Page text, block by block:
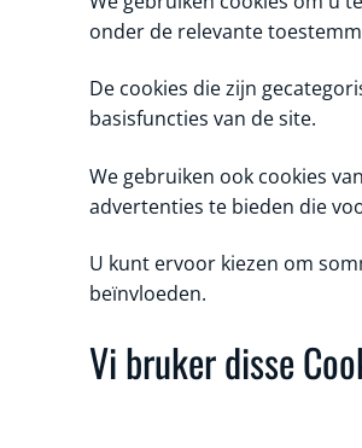
onder de relevante
De cookies die zijn
basisfuncties van de site.
We gebruiken ook cookies
advertenties te bieden die
U kunt ervoor kiezen om
beïnvloeden.
Vi bruker disse